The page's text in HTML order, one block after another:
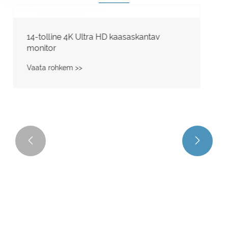
14-tolline 1080P kaasaskantav monitor
 